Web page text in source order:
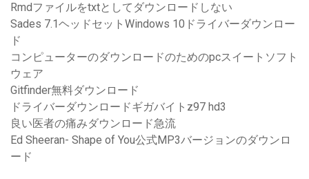
Rmdファイルをtxtとしてダウンロードしない
Sades 7.1ヘッドセットWindows 10ドライバーダウンロー
ド
コンピューターのダウンロードのためのpcスイートソフト
ウェア
Gitfinder無料ダウンロード
ドライバーダウンロードギガバイトz97 hd3
良い医者の痛みダウンロード急流
Ed Sheeran- Shape of You公式MP3バージョンのダウンロ
ード